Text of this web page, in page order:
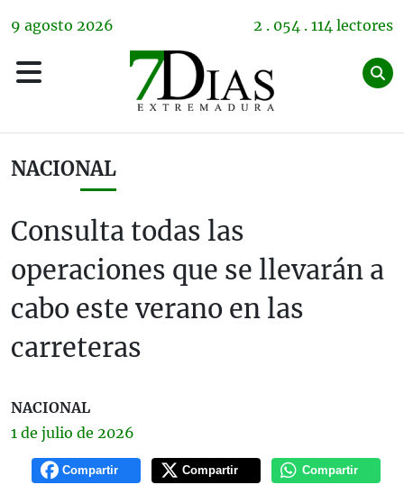
9 agosto 2026 2 . 054 . 114 lectores
NACIONAL
Consulta todas las
operaciones que se llevarán a
cabo este verano en las
carreteras
NACIONAL
1 de julio de 2026
Compartir Compartir Compartir